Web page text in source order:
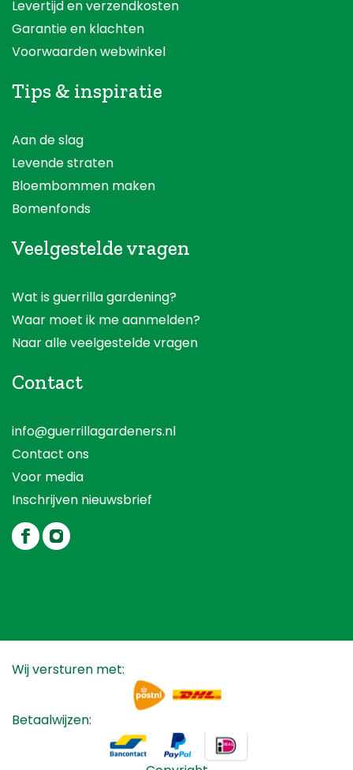
Levertijd en verzendkosten
Garantie en klachten
Voorwaarden webwinkel
Tips & inspiratie
Aan de slag
Levende straten
Bloembommen maken
Bomenfonds
Veelgestelde vragen
Wat is guerrilla gardening?
Waar moet ik me aanmelden?
Naar alle veelgestelde vragen
Contact
info@guerrillagardeners.nl
Contact ons
Voor media
Inschrijven nieuwsbrief
Wij versturen met:
Betaalwijzen: